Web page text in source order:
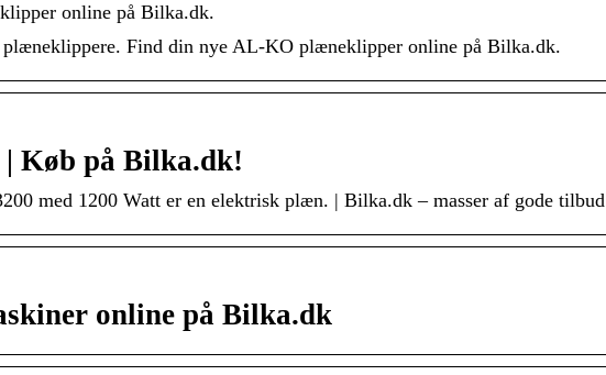
online på Bilka.dk.
Find din nye AL-KO plæneklipper online på Bilka.dk.
Køb på Bilka.dk!
med 1200 Watt er en elektrisk plæn. | Bilka.dk – masser af gode tilbud
online på Bilka.dk